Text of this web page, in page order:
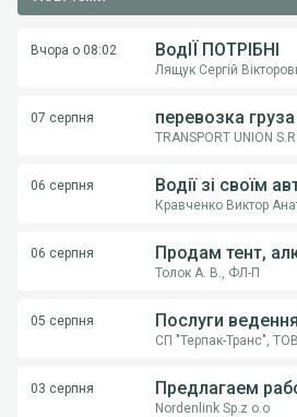
Вчора о 08:02 ВодІЇ ПОТРІБНІ
Лящук Сергій
07 серпня
TRANSPORT UNION
06 серпня Водії зі своїм
Кравченко Виктор
06 серпня
Толок А. В., ФЛ-П
05 серпня
СП "Терпак-Транс", ТОВ
03 серпня
Nordenlink Sp.z o.o